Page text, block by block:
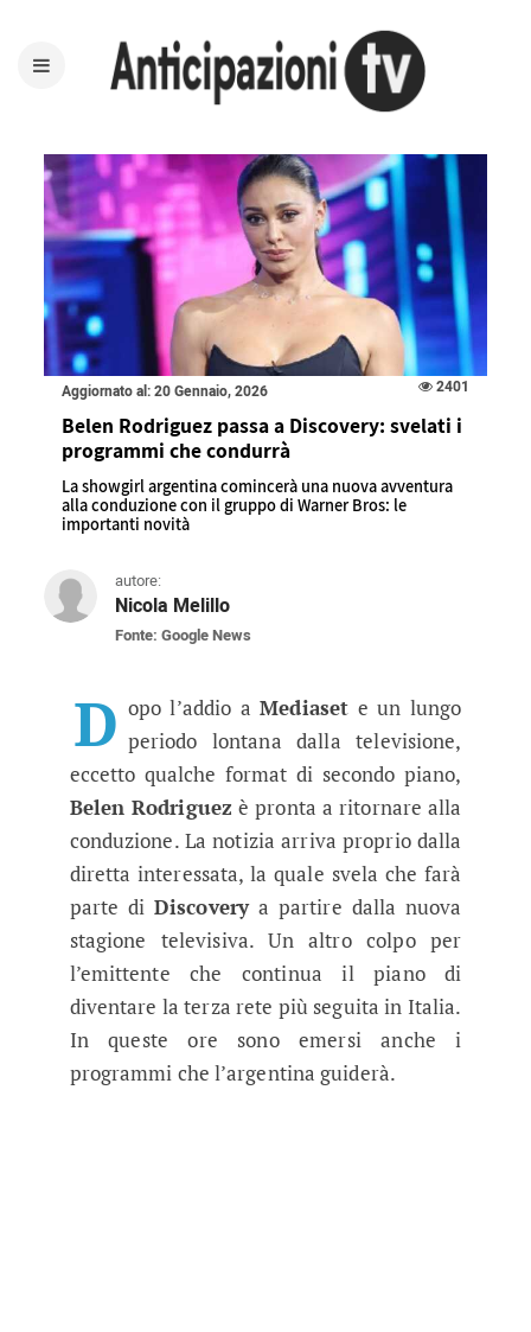
Aggiornato al: 20 Gennaio, 2026 2401
Belen Rodriguez passa a Discovery: svelati i
programmi che condurrà
La showgirl argentina comincerà una nuova avventura
alla conduzione con il gruppo di Warner Bros: le
importanti novità
autore:
Nicola Melillo
Fonte: Google News
Belen Rodriguez passa a
D opo l’addio aMediaset e un lungo
periodo lontana dalla televisione,
eccetto qualche format di secondo piano,
Belen Rodriguez è pronta a ritornare alla
conduzione. La notizia arriva proprio dalla
diretta interessata, la quale svela che farà
parte diDiscoverya partire dalla nuova
stagione televisiva. Un altro colpo per
l’emittente che continua il piano di
diventare la terza rete più seguita in Italia.
In queste ore sono emersi anche i
programmi che l’argentina guiderà.